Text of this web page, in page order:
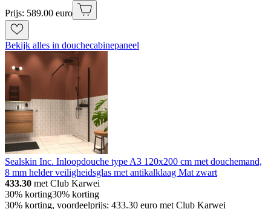
Prijs: 589.00 euro
Bekijk alles in douchecabinepaneel
Sealskin Inc. Inloopdouche type A3 120x200 cm met douchemand,
8 mm helder veiligheidsglas met antikalklaag Mat zwart
433.30 met Club Karwei
30% korting30% korting
30% korting, voordeelprijs: 433.30 euro met Club Karwei